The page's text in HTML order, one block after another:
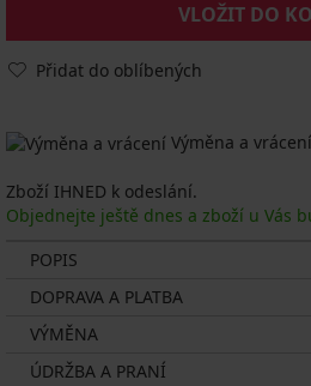
VLOŽIT DO
Přidat do oblíbených
Výměna a
Zboží IHNED k odeslání.
Objednejte ještě dnes a zboží u Vás
POPIS
DOPRAVA A PLATBA
VÝMĚNA
ÚDRŽBA A PRANÍ